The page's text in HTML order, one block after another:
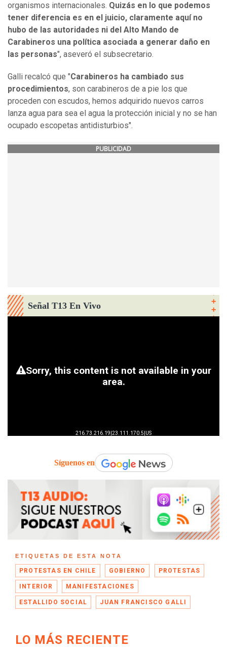
organismos internacionales. Quizás en lo que podemos
tener diferencia es en el juicio, claramente aquí no
hubo de las autoridades ni del Alto Mando de
Carabineros una política asociada a generar daño en
las personas", aseveró el subsecretario.
Galli recalcó que "Carabineros ha cambiado sus
procedimientos, son carabineros de a pie los que
proceden con escudos, hemos adquirido nuevos carros
lanza agua para sea el agua la protección inicial y no se han
ocupado escopetas antidisturbios".
PUBLICIDAD
Señal T13 En Vivo
Síguenos en
ETIQUETAS DE ESTA NOTA
PROTESTAS EN CHILE GOBIERNO PROTESTAS
INTERIOR MANIFESTACIONES
ESTALLIDO SOCIAL JUAN FRANCISCO GALLI
LO MÁS RECIENTE